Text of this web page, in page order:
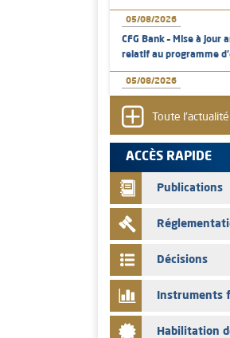
05/08/2026
CFG Bank – Mise à jour
relatif au programme
05/08/2026
relatif au programme
05/08/2026
L’AMMC met sur son
par les émetteurs en
04/08/2026
L’AMMC met sur son
par les émetteurs en
03/08/2026
relatif au programme
03/08/2026
Toute l'actualité
ACCÈS RAPIDE
Publications
Décisions
Instruments
Habilitation